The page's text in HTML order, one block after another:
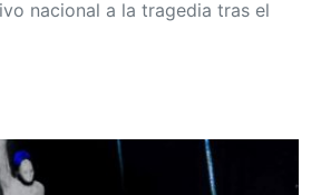
nacional a la tragedia tras el